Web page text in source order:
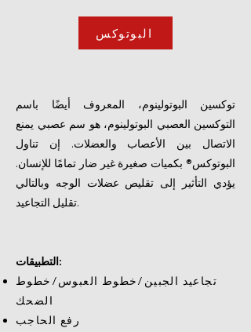
البوتوكس
توكسين البوتولينوم، المعروف أيضًا باسم
التوكسين العصبي البوتولينوم، هو سم عصبي يمنع
الاتصال بين الأعصاب والعضلات. إن تناول
البوتوكس® بكميات صغيرة غير ضار تمامًا للإنسان.
يؤدي التأثير إلى تقليص عضلات الوجه وبالتالي
تقليل التجاعيد.
التطبيقات:
تجاعيد الجبين/خطوط العبوس/خطوط
الضحك
رفع الحاجب